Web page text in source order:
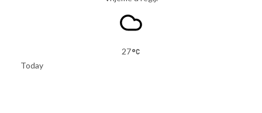
27
Today